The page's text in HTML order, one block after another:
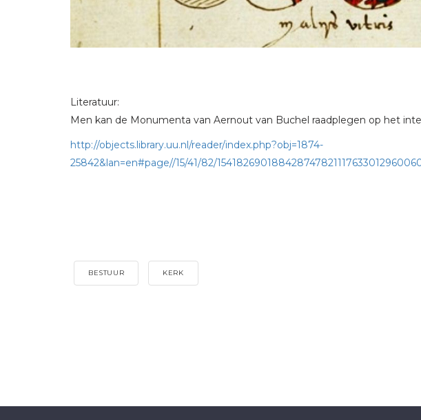
Literatuur:
Men kan de Monumenta van Aernout van Buchel raadplegen op het
http://objects.library.uu.nl/reader/index.php?obj=1874-
25842&lan=en#page//15/41/82/
BESTUUR KERK